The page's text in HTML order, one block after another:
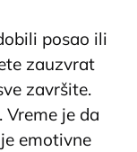
posao ili
zauzvrat
završite.
je da
emotivne